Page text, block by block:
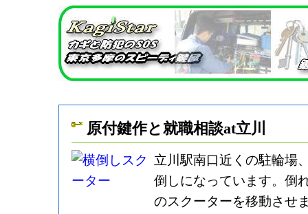
原付鍵作と就職相談at立川
立川駅南口近くの駐輪場
倒しになっています。倒
のスクーターを移動させ